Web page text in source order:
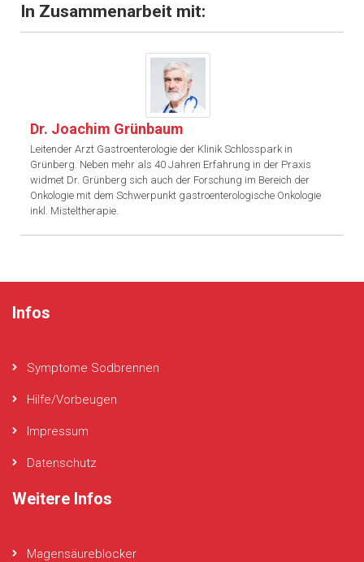
In Zusammenarbeit mit:
Dr. Joachim Grünbaum
Leitender Arzt Gastroenterologie der Klinik Schlosspark in
Grünberg. Neben mehr als 40 Jahren Erfahrung in der Praxis
widmet Dr. Grünberg sich auch der Forschung im Bereich der
Onkologie mit dem Schwerpunkt gastroenterologische Onkologie
inkl. Misteltherapie.
Infos
Symptome Sodbrennen
Hilfe/Vorbeugen
Impressum
Datenschutz
Weitere Infos
Magensäureblocker